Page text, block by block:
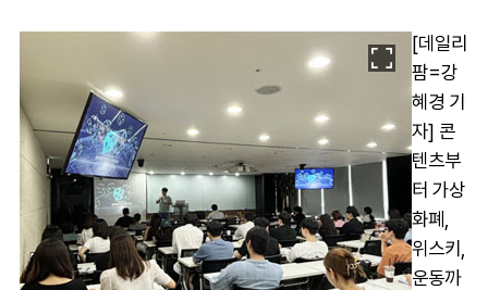
[데일리
팜=강
혜경 기
자] 콘
텐츠부
터 가상
화폐,
위스키,
운동까